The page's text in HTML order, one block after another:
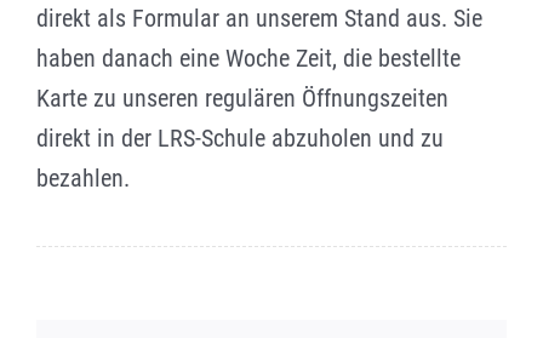
direkt als Formular an unserem Stand aus. Sie
haben danach eine Woche Zeit, die bestellte
Karte zu unseren regulären Öffnungszeiten
direkt in der LRS-Schule abzuholen und zu
bezahlen.